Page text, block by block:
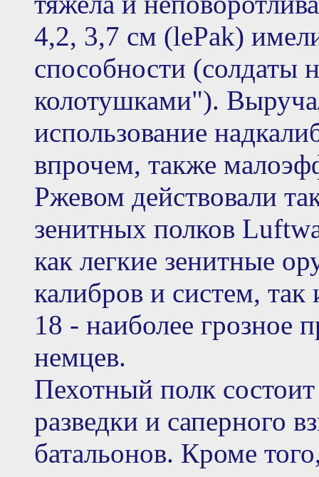
4,2, 3,7 см (lePak)
способности (солдаты
колотушками").
использование
впрочем, также
Ржевом действовали
зенитных полков
как легкие зенитные
калибров и систем,
18 - наиболее грозное
немцев.
Пехотный полк
разведки и саперного
батальонов. Кроме